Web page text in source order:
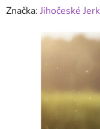
Značka: Jihočeské